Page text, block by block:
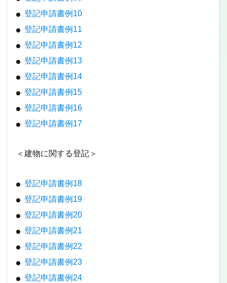
登記申請書例10
登記申請書例11
登記申請書例12
登記申請書例13
登記申請書例14
登記申請書例15
登記申請書例16
登記申請書例17
＜建物に関する登記＞
登記申請書例18
登記申請書例19
登記申請書例20
登記申請書例21
登記申請書例22
登記申請書例23
登記申請書例24